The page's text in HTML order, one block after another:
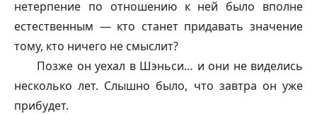
нетерпение по отношению к ней было вполне
естественным — кто станет придавать значение
тому, кто ничего не смыслит?
Позже он уехал в Шэньси… и они не виделись
несколько лет. Слышно было, что завтра он уже
прибудет.